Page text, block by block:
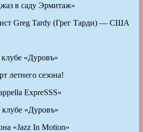
в саду Эрмитаж»
Greg Tardy (Грег Тарди) — США
клубе «Дуровъ»
летнего сезона!
ExpreSSS»
клубе «Дуровъ»
«Jazz In Motion»